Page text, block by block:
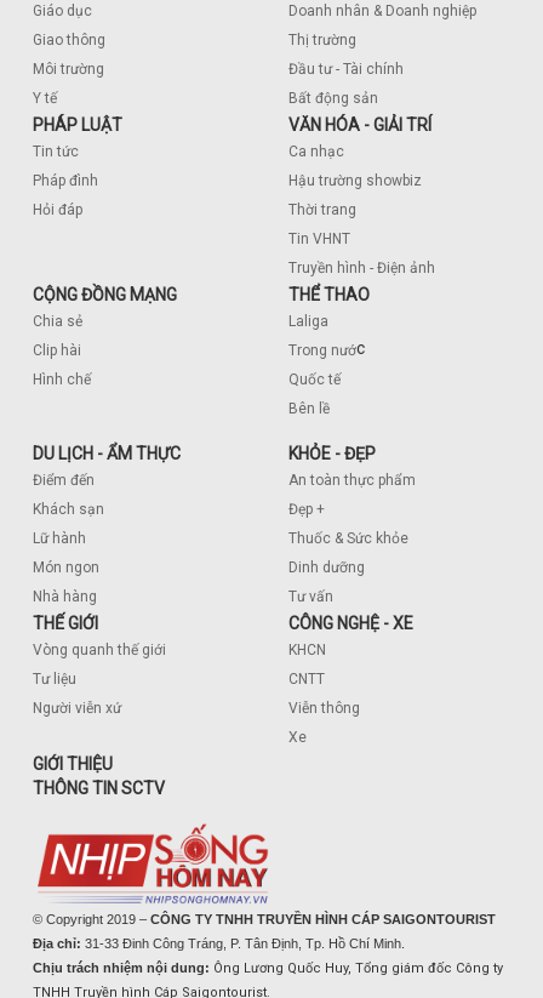
Giáo dục
Giao thông
Môi trường
Y tế
Doanh nhân & Doanh nghiệp
Thị trường
Đầu tư - Tài chính
Bất động sản
PHÁP LUẬT
Tin tức
Pháp đình
Hỏi đáp
VĂN HÓA - GIẢI TRÍ
Ca nhạc
Hậu trường showbiz
Thời trang
Tin VHNT
Truyền hình - Điện ảnh
CỘNG ĐỒNG MẠNG
Chia sẻ
Clip hài
Hình chế
THỂ THAO
Laliga
Trong nước
Quốc tế
Bên lề
DU LỊCH - ẨM THỰC
Điểm đến
Khách sạn
Lữ hành
Món ngon
Nhà hàng
KHỎE - ĐẸP
An toàn thực phẩm
Đẹp +
Thuốc & Sức khỏe
Dinh dưỡng
Tư vấn
THẾ GIỚI
Vòng quanh thế giới
Tư liệu
Người viễn xứ
CÔNG NGHỆ - XE
KHCN
CNTT
Viễn thông
Xe
GIỚI THIỆU
THÔNG TIN SCTV
© Copyright 2019 – CÔNG TY TNHH TRUYỀN HÌNH CÁP SAIGONTOURIST
Địa chỉ: 31-33 Đinh Công Tráng, P. Tân Định, Tp. Hồ Chí Minh.
Chịu trách nhiệm nội dung: Ông Lương Quốc Huy, Tổng giám đốc Công ty
TNHH Truyền hình Cáp Saigontourist.